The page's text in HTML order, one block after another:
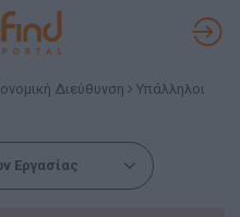
Διεύθυνση
Υπάλληλοι
Εργασίας